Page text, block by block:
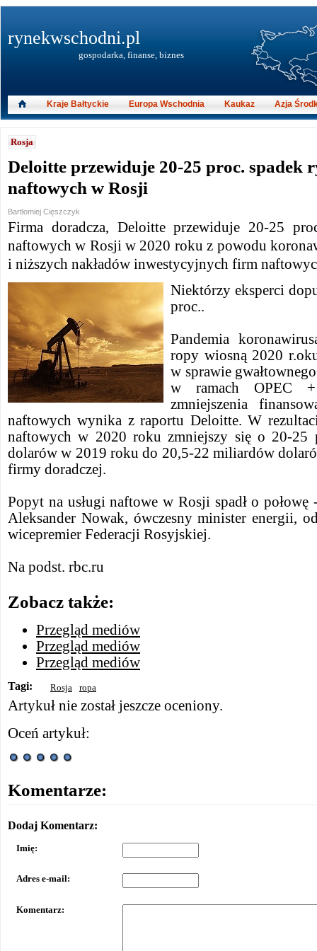
Rosja
Deloitte przewiduje 20-25 proc. spadek
naftowych w Rosji
Bartłomiej Cięszczyk
Firma doradcza, Deloitte przewiduje 20-25
naftowych w Rosji w 2020 roku z powodu
i niższych nakładów inwestycyjnych firm
Niektórzy eksperci
proc..
Pandemia
ropy wiosną 2020
w sprawie
w ramach OPEC
zmniejszenia
naftowych wynika z raportu Deloitte. W
naftowych w 2020 roku zmniejszy się o 20-25
dolarów w 2019 roku do 20,5-22 miliardów
firmy doradczej.
Popyt na usługi naftowe w Rosji spadł o
Aleksander Nowak, ówczesny minister energii,
wicepremier Federacji Rosyjskiej.
Na podst. rbc.ru
Zobacz także:
Przegląd mediów
Przegląd mediów
Przegląd mediów
Tagi: Rosja ropa
Artykuł nie został jeszcze oceniony.
Oceń artykuł:
Komentarze:
Dodaj Komentarz:
Imię:
Adres e-mail:
Komentarz:
rynekwschodni.pl
gospodarka, finanse, biznes
Kraje Bałtyckie Europa Wschodnia Kaukaz Azja